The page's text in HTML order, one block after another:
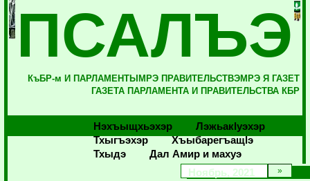
ПСАЛЪЭ
КъБР-м И ПАРЛАМЕНТЫМРЭ ПРАВИТЕЛЬСТВЭМРЭ Я ГАЗЕТ
ГАЗЕТА ПАРЛАМЕНТА И ПРАВИТЕЛЬСТВА КБР
Нэхъыщхьэхэр
Лэжьакlуэхэр
Тхыгъэхэр
Хъыбарегъащlэ
Тхыдэ
Дал Амир и махуэ
Ноябрь, 2021